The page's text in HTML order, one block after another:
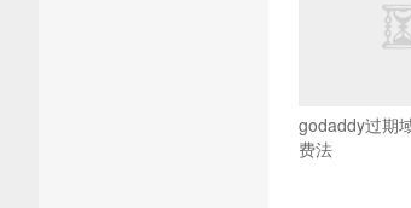
godaddy过期
费法